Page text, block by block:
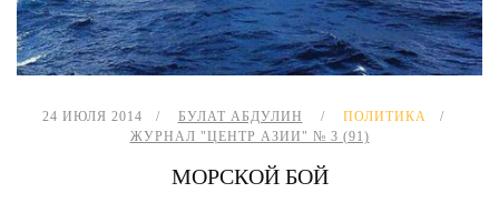
24 ИЮЛЯ 2014 БУЛАТ АБДУЛИН
ПОЛИТИКА
ЖУРНАЛ "ЦЕНТР АЗИИ" № 3 (91)
МОРСКОЙ БОЙ